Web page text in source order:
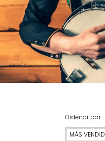
Ordenar por